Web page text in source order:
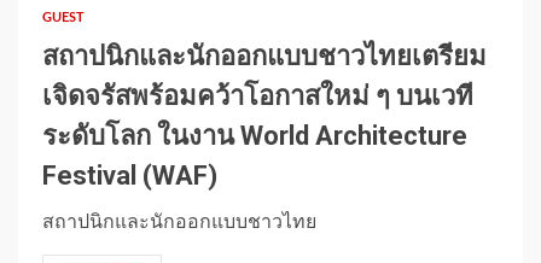
GUEST
สถาปนิกและนักออกแบบชาวไทยเตรียม
เจิดจรัสพร้อมคว้าโอกาสใหม่ ๆ บนเวที
ระดับโลก ในงาน World Architecture
Festival (WAF)
สถาปนิกและนักออกแบบชาวไทย